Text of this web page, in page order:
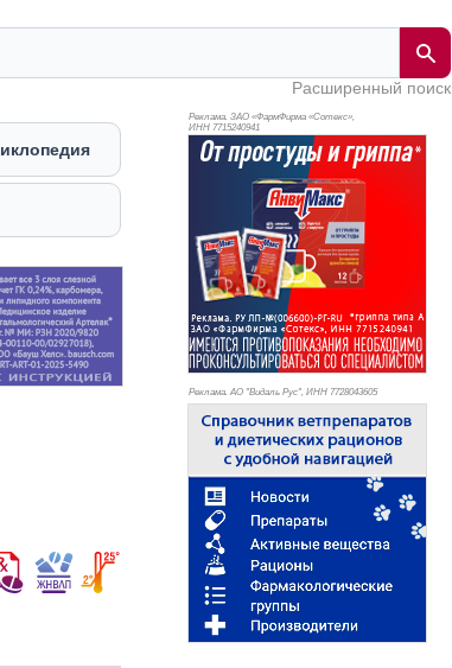
Расширенный поиск
Реклама. ЗАО «ФармФирма «Сотекс»,
ИНН 7715240941
Реклама. АО "Видаль Рус", ИНН 7728043605